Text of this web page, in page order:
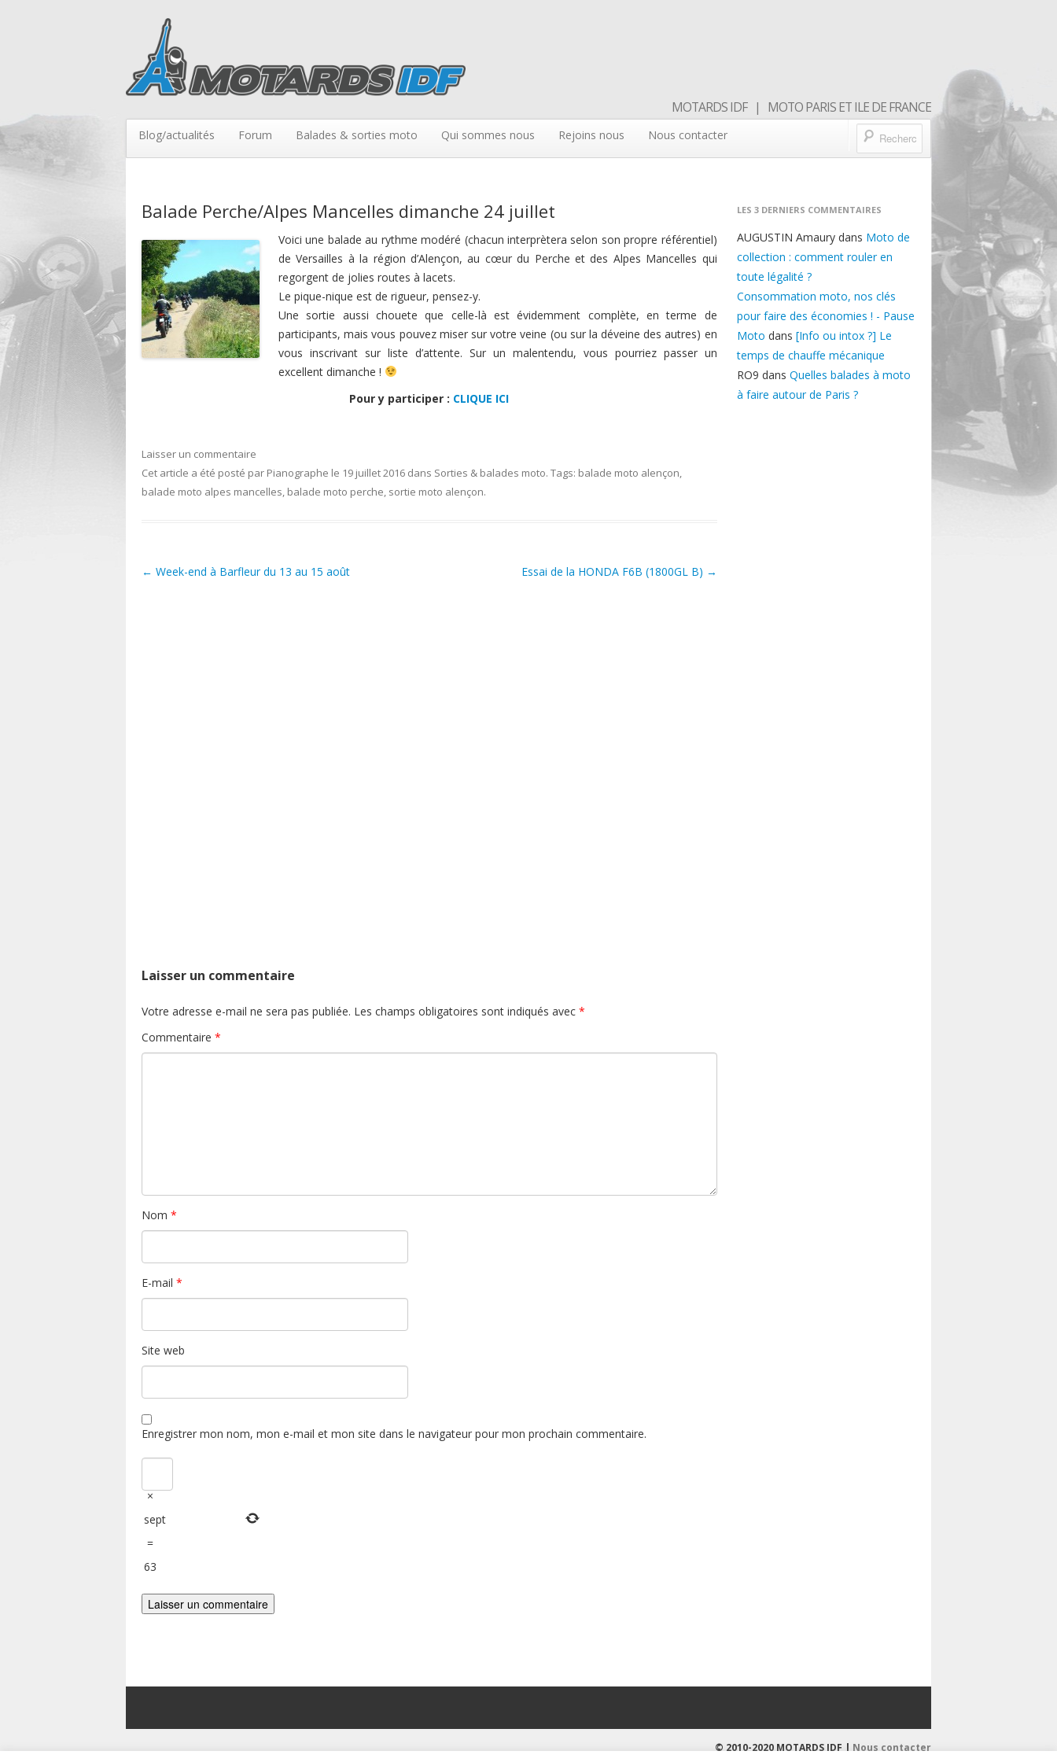
MOTARDS IDF | MOTO PARIS ET ILE DE FRANCE
Blog/actualités Forum Balades & sorties moto Qui sommes nous Rejoins nous Nous contacter
Balade Perche/Alpes Mancelles dimanche 24 juillet
Voici une balade au rythme modéré (chacun interprètera selon son propre référentiel)
de Versailles à la région d’Alençon, au cœur du Perche et des Alpes Mancelles qui
regorgent de jolies routes à lacets.
Le pique-nique est de rigueur, pensez-y.
Une sortie aussi chouete que celle-là est évidemment complète, en terme de
participants, mais vous pouvez miser sur votre veine (ou sur la déveine des autres) en
vous inscrivant sur liste d’attente. Sur un malentendu, vous pourriez passer un
excellent dimanche !
Pour y participer : CLIQUE ICI
Laisser un commentaire
Cet article a été posté par Pianographe le 19 juillet 2016 dans Sorties & balades moto. Tags: balade moto alençon,
balade moto alpes mancelles, balade moto perche, sortie moto alençon.
Post navigation
← Week-end à Barfleur du 13 au 15 août Essai de la HONDA F6B (1800GL B) →
Laisser un commentaire
Votre adresse e-mail ne sera pas publiée. Les champs obligatoires sont indiqués avec *
Commentaire *
Nom *
E-mail *
Site web
Enregistrer mon nom, mon e-mail et mon site dans le navigateur pour mon prochain commentaire.
×
sept
=
63
LES 3 DERNIERS COMMENTAIRES
AUGUSTIN Amaurydans Moto de
collection : comment rouler en
toute légalité ?
Consommation moto, nos clés
pour faire des économies ! - Pause
Moto dans [Info ou intox ?] Le
temps de chauffe mécanique
RO9 dans Quelles balades à moto
à faire autour de Paris ?
© 2010-2020 MOTARDS IDF | Nous contacter